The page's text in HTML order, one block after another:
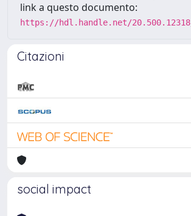
link a questo documento:
https://hdl.handle.net/
Citazioni
social impact